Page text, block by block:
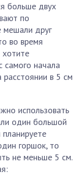
больше двух
по
мешали друг
во время
хотите
самого начала
в 5 см
использовать
один большой
горшок, то
не меньше 5 см.